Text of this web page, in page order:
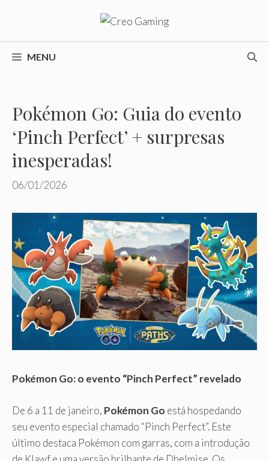
o
conteúdoMENU
Pokémon Go: Guia do evento
‘Pinch Perfect’ + surpresas
inesperadas!
06/01/2026
Pokémon Go: o evento “Pinch Perfect” revelado
De 6 a 11 de janeiro, Pokémon Go está hospedando
seu evento especial chamado “Pinch Perfect”. Este
último destaca Pokémon com garras, com a introdução